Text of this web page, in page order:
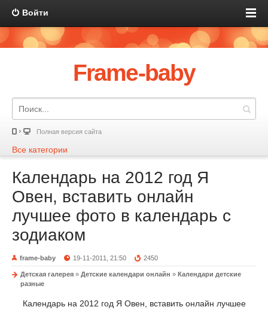
Войти
Frame-baby
Полная версия сайта
Все категории
Календарь на 2012 год Я
Овен, вставить онлайн
лучшее фото в календарь с
зодиаком
frame-baby 19-11-2011, 21:50 2450
Детская галерея » Детские календари онлайн » Календари детские
разные
Календарь на 2012 год Я Овен, вставить онлайн лучшее